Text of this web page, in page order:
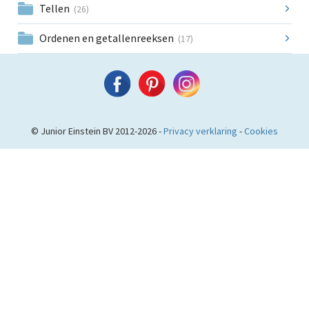
Tellen (26)
Ordenen en getallenreeksen (17)
© Junior Einstein BV 2012-2026 -Privacy verklaring -Cookies